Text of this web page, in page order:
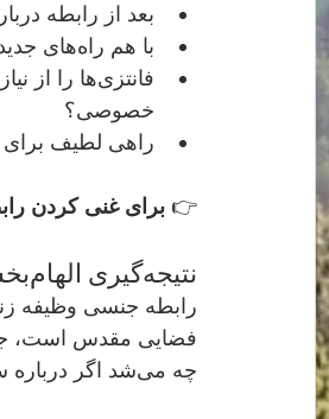
بعد از رابطه
با هم راه‌های جدید لمس کردن را امتحان کنید — بدون هدف، فقط برای احساس
خصوصی؟
راهی لطیف برای
👉 برای غنی کردن
نتیجه‌گیری الهام‌بخش
رابطه جنسی وظیفه
فضایی مقدس است، جایی
چه می‌شد اگر درباره سکس با همان شادی و آزادی حرف می‌زدیم که درباره موسیقی یا غذا؟